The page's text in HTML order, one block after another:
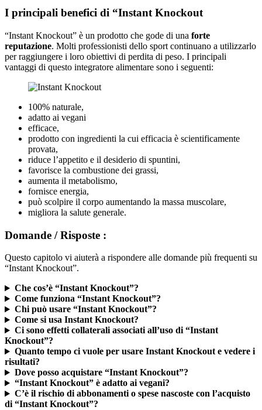
I principali benefici di “Instant Knockout
“Instant Knockout” è un prodotto che gode di una forte
reputazione. Molti professionisti dello sport continuano a utilizzarlo
per raggiungere i loro obiettivi di perdita di peso. I principali
vantaggi di questo integratore alimentare sono i seguenti:
100% naturale,
adatto ai vegani
efficace,
prodotto con ingredienti la cui efficacia è scientificamente
provata,
riduce l’appetito e il desiderio di spuntini,
favorisce la combustione dei grassi,
aumenta il metabolismo,
fornisce energia,
può scolpire il corpo aumentando la massa muscolare,
migliora la salute generale.
Domande / Risposte :
Questo capitolo vi aiuterà a rispondere alle domande più frequenti su
“Instant Knockout”.
Che cos’è “Instant Knockout”?
Come funziona “Instant Knockout”?
Chi può usare “Instant Knockout”?
Come si usa Instant Knockout?
Ci sono effetti collaterali associati all’uso di “Instant
Knockout”?
Quanto tempo ci vuole per usare Instant Knockout e vedere i
risultati?
Dove posso acquistare “Instant Knockout”?
“Instant Knockout” è adatto ai vegani?
C’è il rischio di abbonamenti o spese nascoste con l’acquisto
di “Instant Knockout”?